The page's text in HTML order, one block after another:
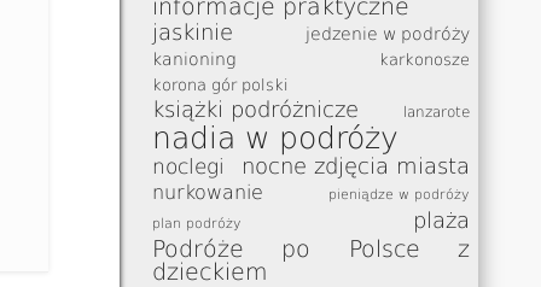
informacje praktyczne
jaskinie
jedzenie w podróży
kanioning
karkonosze
korona gór polski
książki podróżnicze lanzarote
nadia w podróży
noclegi nocne zdjęcia miasta
nurkowanie
pieniądze w podróży
plan podróży
plaża
Podróże po Polsce z
dzieckiem